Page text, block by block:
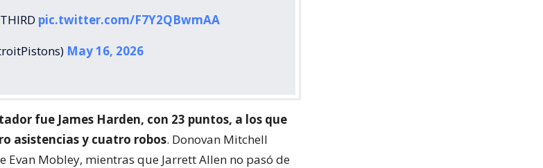
pic.twitter.com/F7Y2QBwmAA
May 16, 2026
fue James Harden, con 23 puntos, a los que
asistencias y cuatro robos. Donovan Mitchell
Evan Mobley, mientras que Jarrett Allen no pasó de